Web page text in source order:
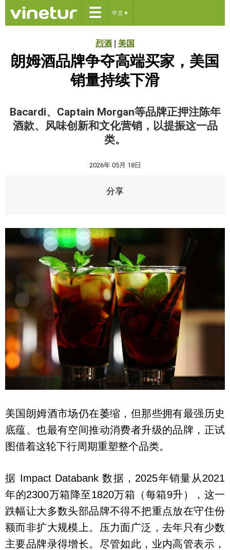
☰ 中文 ▼
烈酒 美国
朗姆酒品牌争夺高端买家，美国
销量持续下滑
Bacardi、Captain Morgan等品牌正押注陈年
酒款、风味创新和文化营销，以提振这一品
类。
2026年 05月 18日
分享
美国朗姆酒市场仍在萎缩，但那些拥有最强历史
底蕴、也最有空间推动消费者升级的品牌，正试
图借着这轮下行周期重塑整个品类。
据 Impact Databank 数据，2025年销量从2021
年的2300万箱降至1820万箱（每箱9升），这一
跌幅让大多数头部品牌不得不把重点放在守住份
额而非扩大规模上。压力面广泛，去年只有少数
主要品牌录得增长。尽管如此，业内高管表示，